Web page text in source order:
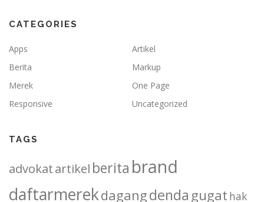
CATEGORIES
Apps
Artikel
Berita
Markup
Merek
One Page
Responsive
Uncategorized
TAGS
advokatartikel berita brand
daftarmerekdagangdenda gugat hak